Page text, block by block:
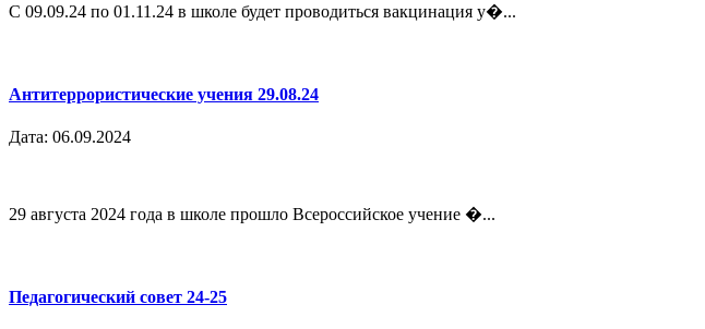
С 09.09.24 по 01.11.24 в школе будет проводиться вакцинация у�...
Антитеррористические учения 29.08.24
Дата: 06.09.2024
29 августа 2024 года в школе прошло Всероссийское учение �...
Педагогический совет 24-25